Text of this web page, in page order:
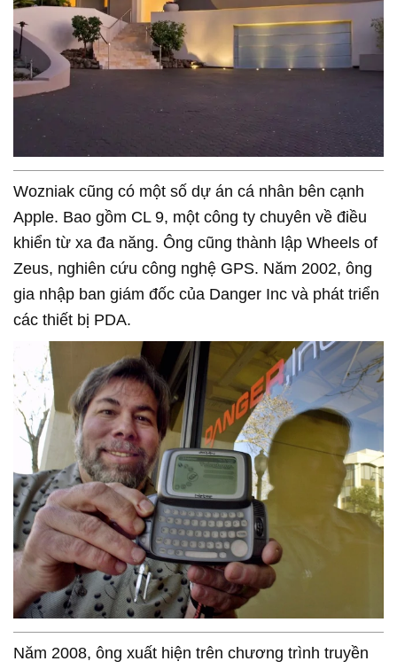
Wozniak cũng có một số dự án cá nhân bên cạnh
Apple. Bao gồm CL 9, một công ty chuyên về điều
khiển từ xa đa năng. Ông cũng thành lập Wheels of
Zeus, nghiên cứu công nghệ GPS. Năm 2002, ông
gia nhập ban giám đốc của Danger Inc và phát triển
các thiết bị PDA.
Năm 2008, ông xuất hiện trên chương trình truyền